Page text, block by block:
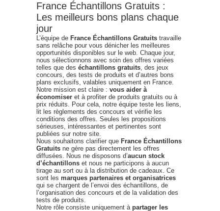
France Échantillons Gratuits :
Les meilleurs bons plans chaque
jour
L’équipe de France Échantillons Gratuits travaille
sans relâche pour vous dénicher les meilleures
opportunités disponibles sur le web. Chaque jour,
nous sélectionnons avec soin des offres variées
telles que des échantillons gratuits, des jeux
concours, des tests de produits et d’autres bons
plans exclusifs, valables uniquement en France.
Notre mission est claire : vous aider à
économiser et à profiter de produits gratuits ou à
prix réduits. Pour cela, notre équipe teste les liens,
lit les règlements des concours et vérifie les
conditions des offres. Seules les propositions
sérieuses, intéressantes et pertinentes sont
publiées sur notre site.
Nous souhaitons clarifier que France Échantillons
Gratuits ne gère pas directement les offres
diffusées. Nous ne disposons d’aucun stock
d’échantillons et nous ne participons à aucun
tirage au sort ou à la distribution de cadeaux. Ce
sont les marques partenaires et organisatrices
qui se chargent de l’envoi des échantillons, de
l’organisation des concours et de la validation des
tests de produits.
Notre rôle consiste uniquement à partager les